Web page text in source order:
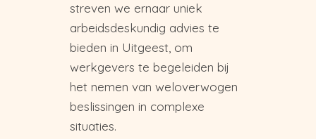
streven we ernaar uniek
arbeidsdeskundig advies te
bieden in Uitgeest, om
werkgevers te begeleiden bij
het nemen van weloverwogen
beslissingen in complexe
situaties.